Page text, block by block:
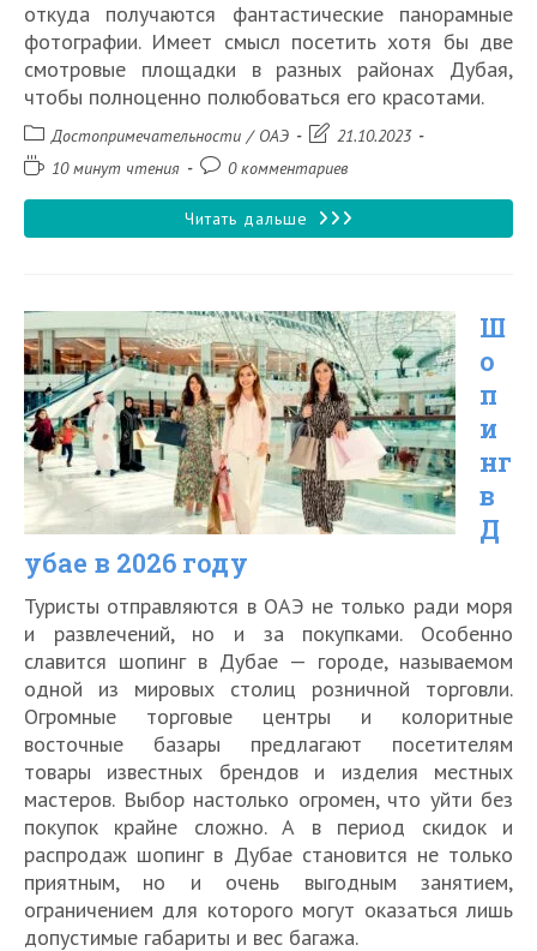
откуда получаются фантастические панорамные
фотографии. Имеет смысл посетить хотя бы две
смотровые площадки в разных районах Дубая,
чтобы полноценно полюбоваться его красотами.
Рубрика
записи:
Достопримечательности / ОАЭ
Запись21.10.2023
Время10 минут чтения
Комментарии
записи:
0 комментариев
Читать дальше 10
площадок
Дубая
в
2026
году
Ш
о
п
и
нг
в
Д
убае в 2026 году
Туристы отправляются в ОАЭ не только ради моря
и развлечений, но и за покупками. Особенно
славится шопинг в Дубае — городе, называемом
одной из мировых столиц розничной торговли.
Огромные торговые центры и колоритные
восточные базары предлагают посетителям
товары известных брендов и изделия местных
мастеров. Выбор настолько огромен, что уйти без
покупок крайне сложно. А в период скидок и
распродаж шопинг в Дубае становится не только
приятным, но и очень выгодным занятием,
ограничением для которого могут оказаться лишь
допустимые габариты и вес багажа.